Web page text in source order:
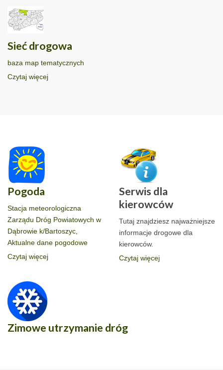
Sieć drogowa
baza map tematycznych
Czytaj więcej
Pogoda
Stacja meteorologiczna
Zarządu Dróg Powiatowych w
Dąbrowie k/Bartoszyc,
Aktualne dane pogodowe
Czytaj więcej
Serwis dla
kierowców
Tutaj znajdziesz najważniejsze
informacje drogowe dla
kierowców.
Czytaj więcej
Zimowe utrzymanie dróg